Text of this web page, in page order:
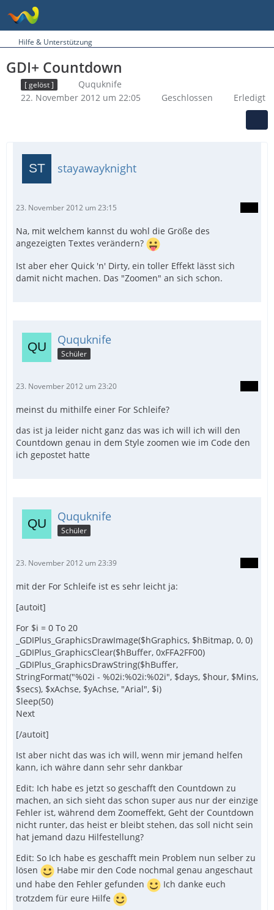
Hilfe & Unterstützung
GDI+ Countdown
[ gelöst ]
Ququknife
22. November 2012 um 22:05
Geschlossen Erledigt
stayawayknight
23. November 2012 um 23:15
Na, mit welchem kannst du wohl die Größe des
angezeigten Textes verändern?
Ist aber eher Quick 'n' Dirty, ein toller Effekt lässt sich
damit nicht machen. Das "Zoomen" an sich schon.
Ququknife
Schüler
23. November 2012 um 23:20
meinst du mithilfe einer For Schleife?
das ist ja leider nicht ganz das was ich will ich will den
Countdown genau in dem Style zoomen wie im Code den
ich gepostet hatte
Ququknife
Schüler
23. November 2012 um 23:39
mit der For Schleife ist es sehr leicht ja:
[autoit]
For $i = 0 To 20
_GDIPlus_GraphicsDrawImage($hGraphics, $hBitmap, 0, 0)
_GDIPlus_GraphicsClear($hBuffer, 0xFFA2FF00)
_GDIPlus_GraphicsDrawString($hBuffer,
StringFormat("%02i - %02i:%02i:%02i", $days, $hour, $Mins,
$secs), $xAchse, $yAchse, "Arial", $i)
Sleep(50)
Next
[/autoit]
Ist aber nicht das was ich will, wenn mir jemand helfen
kann, ich währe dann sehr sehr dankbar
Edit: Ich habe es jetzt so geschafft den Countdown zu
machen, an sich sieht das schon super aus nur der einzige
Fehler ist, während dem Zoomeffekt, Geht der Countdown
nicht runter, das heist er bleibt stehen, das soll nicht sein
hat jemand dazu Hilfestellung?
Edit: So Ich habe es geschafft mein Problem nun selber zu
lösen
Habe mir den Code nochmal genau angeschaut
und habe den Fehler gefunden
Ich danke euch
trotzdem für eure Hilfe